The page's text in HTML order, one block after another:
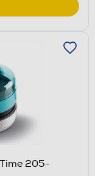
205-